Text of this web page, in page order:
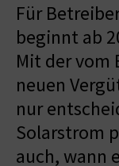
Für
beginnt ab
Mit der vom
neuen
nur
Solarstrom
auch, wann